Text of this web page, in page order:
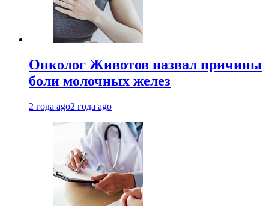
Онколог Животов назвал причины
боли молочных желез
2 года ago2 года ago